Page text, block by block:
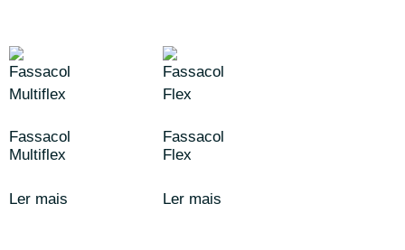
Fassacol
Multiflex
Ler mais
Fassacol
Flex
Ler mais